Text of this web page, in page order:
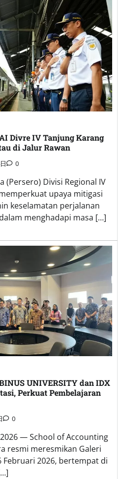
Divre IV Tanjung Karang
di Jalur Rawan
0
(Persero) Divisi Regional IV
upaya mitigasi
keselamatan perjalanan
menghadapi masa […]
UNIVERSITY dan IDX
Perkuat Pembelajaran
0
— School of Accounting
resmi meresmikan Galeri
Februari 2026, bertempat di